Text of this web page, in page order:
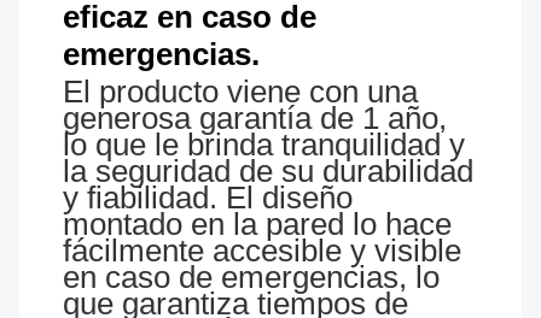
eficaz en caso de
emergencias.
El producto viene con una
generosa garantía de 1 año,
lo que le brinda tranquilidad y
la seguridad de su durabilidad
y fiabilidad. El diseño
montado en la pared lo hace
fácilmente accesible y visible
en caso de emergencias, lo
que garantiza tiempos de